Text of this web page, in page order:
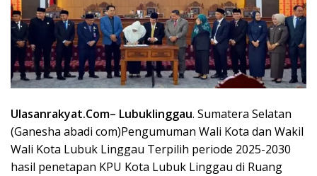
Ulasanrakyat.Com– Lubuklinggau. Sumatera Selatan
(Ganesha abadi com)Pengumuman Wali Kota dan Wakil
Wali Kota Lubuk Linggau Terpilih periode 2025-2030
hasil penetapan KPU Kota Lubuk Linggau di Ruang